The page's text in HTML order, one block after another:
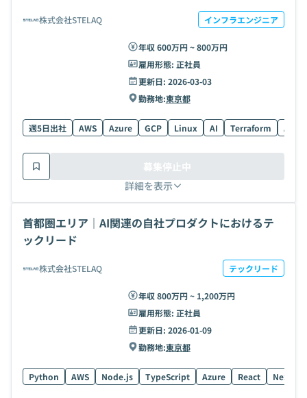
株式会社STELAQ インフラエンジニア
年収 600万円 ~ 800万円
雇用形態: 正社員
更新日: 2026-03-03
勤務地:東京都
週5日出社 AWS Azure GCP Linux AI Terraform
詳細を表示
募集停止中
首都圏エリア｜AI関連の自社プロダクトにおけるテ
ックリード
株式会社STELAQ テックリード
年収 800万円 ~ 1,200万円
雇用形態: 正社員
更新日: 2026-01-09
勤務地:東京都
Python AWS Node.js TypeScript Azure React Next.js